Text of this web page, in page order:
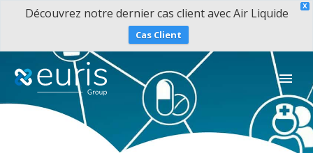
X
Découvrez notre dernier cas client avec Air Liquide
Cas Client